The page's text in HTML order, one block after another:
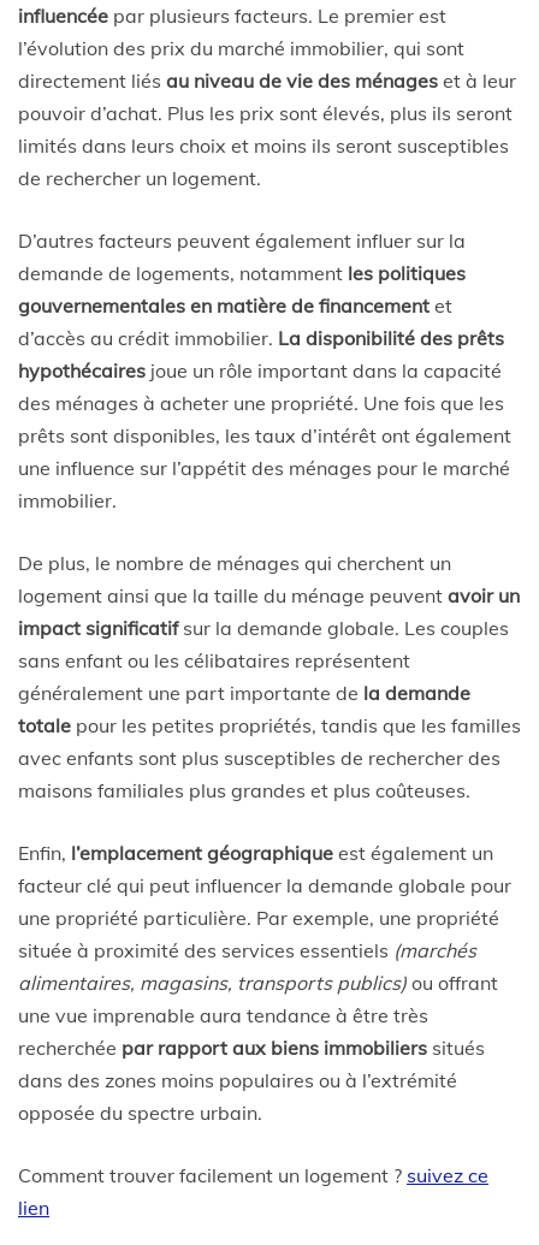
influencée par plusieurs facteurs. Le premier est
l’évolution des prix du marché immobilier, qui sont
directement liés au niveau de vie des ménages et à leur
pouvoir d’achat. Plus les prix sont élevés, plus ils seront
limités dans leurs choix et moins ils seront susceptibles
de rechercher un logement.
D’autres facteurs peuvent également influer sur la
demande de logements, notamment les politiques
gouvernementales en matière de financement et
d’accès au crédit immobilier. La disponibilité des prêts
hypothécaires joue un rôle important dans la capacité
des ménages à acheter une propriété. Une fois que les
prêts sont disponibles, les taux d’intérêt ont également
une influence sur l’appétit des ménages pour le marché
immobilier.
De plus, le nombre de ménages qui cherchent un
logement ainsi que la taille du ménage peuvent avoir un
impact significatif sur la demande globale. Les couples
sans enfant ou les célibataires représentent
généralement une part importante de la demande
totale pour les petites propriétés, tandis que les familles
avec enfants sont plus susceptibles de rechercher des
maisons familiales plus grandes et plus coûteuses.
Enfin, l’emplacement géographique est également un
facteur clé qui peut influencer la demande globale pour
une propriété particulière. Par exemple, une propriété
située à proximité des services essentiels (marchés
alimentaires, magasins, transports publics) ou offrant
une vue imprenable aura tendance à être très
recherchée par rapport aux biens immobiliers situés
dans des zones moins populaires ou à l’extrémité
opposée du spectre urbain.
Comment trouver facilement un logement ? suivez ce
lien